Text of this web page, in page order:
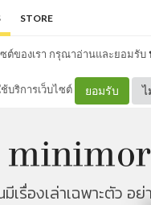
STORE
ซต์ของเรา กรุณาอ่านและยอมรับ
ช้บริการเว็บไซต์ ยอมรับ ไ
เรื่องเล่าเฉพาะตัว อย่